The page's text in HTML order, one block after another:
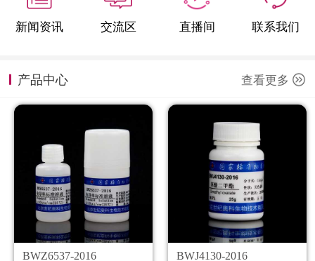
新闻资讯 交流区 直播间 联系我们
产品中心 查看更多
BWZ6537-2016 BWJ4130-2016
定制仪器
新闻资讯
公司主页
购物车
会员中心